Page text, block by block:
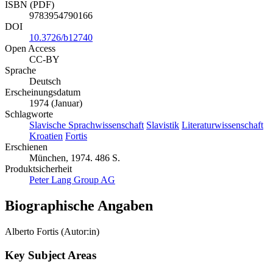
ISBN (PDF)
9783954790166
DOI
10.3726/b12740
Open Access
CC-BY
Sprache
Deutsch
Erscheinungsdatum
1974 (Januar)
Schlagworte
Slavische Sprachwissenschaft Slavistik Literaturwissenschaft
Kroatien Fortis
Erschienen
München, 1974. 486 S.
Produktsicherheit
Peter Lang Group AG
Biographische Angaben
Alberto Fortis (Autor:in)
Key Subject Areas